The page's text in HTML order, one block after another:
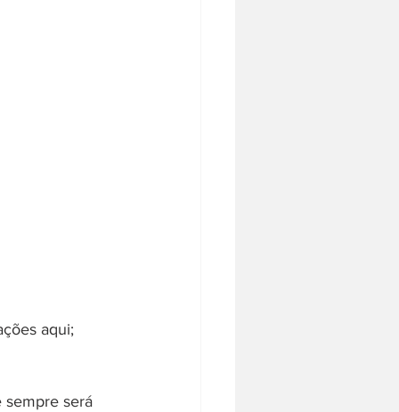
aqui;
sempre será